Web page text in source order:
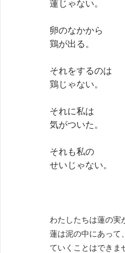
蓮じゃない。
卵のなかから
鶏が出る。
それをするのは
鶏じゃない。
それに私は
気がついた。
それも私の
せいじゃない。
金子みす
わたしたちは蓮の実
蓮は泥の中にあって
ていくことはできま